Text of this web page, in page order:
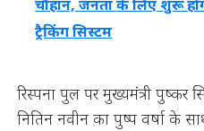
चौहान, जनता के लिए शुरू
ट्रैकिंग सिस्टम
रिस्पना पुल पर मुख्यमंत्री पुष्कर
नितिन नवीन का पुष्प वर्षा के